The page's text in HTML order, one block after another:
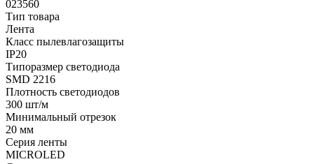
023560
Тип товара
Лента
Класс пылевлагозащиты
IP20
Типоразмер светодиода
SMD 2216
Плотность светодиодов
300 шт/м
Минимальный отрезок
20 мм
Серия ленты
MICROLED